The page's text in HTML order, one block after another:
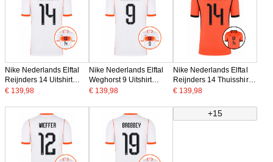
Nike Nederlands Elftal
Reijnders 14 Uitshirt
2026-2028
€ 139,98
Nike Nederlands Elftal
Weghorst 9 Uitshirt
2026-2028
€ 139,98
Nike Nederlands Elftal
Reijnders 14 Thuisshirt
2026-2028
€ 139,98
+15